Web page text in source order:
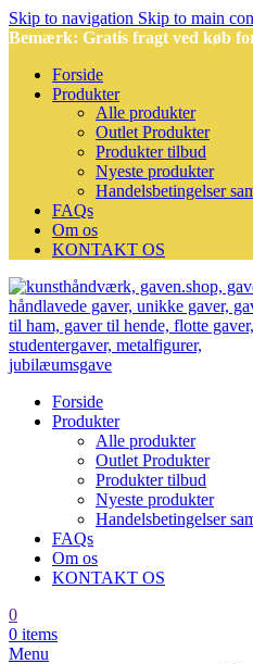
Skip to navigation Skip to main
Bemærk: Gratis fragt ved køb
Forside
Produkter
Alle produkter
Outlet Produkter
Produkter tilbud
Nyeste produkter
Handelsbetingelser
FAQs
Om os
KONTAKT OS
Forside
Produkter
Alle produkter
Outlet Produkter
Produkter tilbud
Nyeste produkter
Handelsbetingelser
FAQs
Om os
KONTAKT OS
0
0 items
Menu